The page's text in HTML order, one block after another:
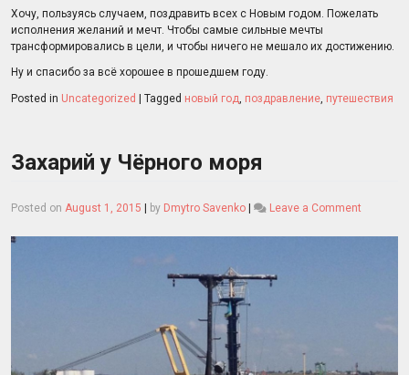
Хочу, пользуясь случаем, поздравить всех с Новым годом. Пожелать
исполнения желаний и мечт. Чтобы самые сильные мечты
трансформировались в цели, и чтобы ничего не мешало их достижению.
Ну и спасибо за всё хорошее в прошедшем году.
Posted in Uncategorized | Tagged новый год поздравление путешествия
Захарий у Чёрного моря
Posted on August 1, 2015 by Dmytro Savenko Leave a Comment
у